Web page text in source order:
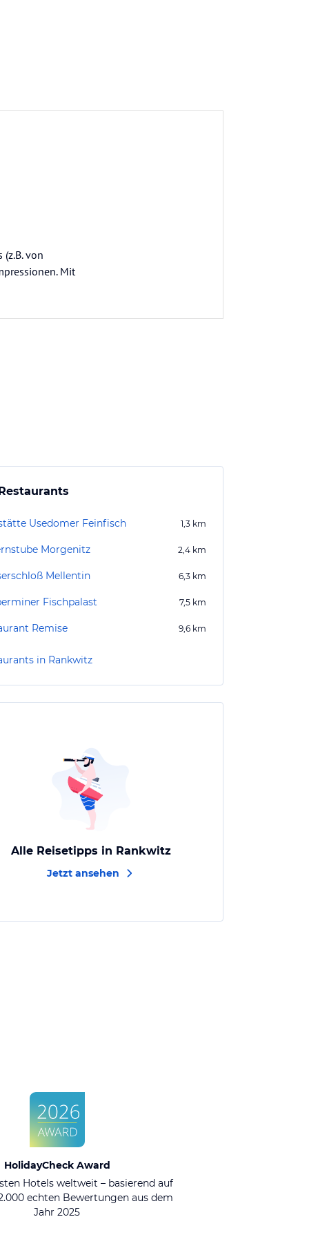
von
Mit
Usedomer Feinfisch 1,3 km
Morgenitz 2,4 km
Mellentin 6,3 km
Fischpalast 7,5 km
Remise 9,6 km
in Rankwitz
Alle Reisetipps in Rankwitz
Jetzt ansehen
HolidayCheck Award
Hotels weltweit – basierend auf
echten Bewertungen aus dem
Jahr 2025